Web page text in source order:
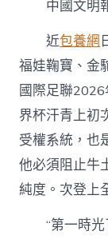
中國文明
近包養網
福娃鞠寶、金
國際足聯
界杯汗青上初
受權系統，也
他必須阻止牛
純度。次登上
“第一時